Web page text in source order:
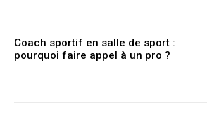
Coach sportif en salle de sport :
pourquoi faire appel à un pro ?